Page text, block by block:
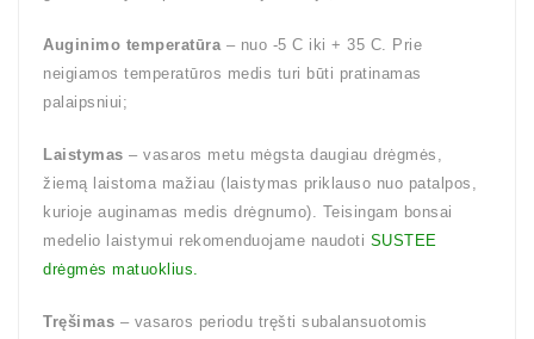
Auginimo temperatūra– nuo -5 C iki + 35 C. Prie
neigiamos temperatūros medis turi būti pratinamas
palaipsniui;
Laistymas – vasaros metu mėgsta daugiau drėgmės,
žiemą laistoma mažiau (laistymas priklauso nuo patalpos,
kurioje auginamas medis drėgnumo). Teisingam bonsai
medelio laistymui rekomenduojame naudoti SUSTEE
drėgmės matuoklius.
Tręšimas – vasaros periodu tręšti subalansuotomis